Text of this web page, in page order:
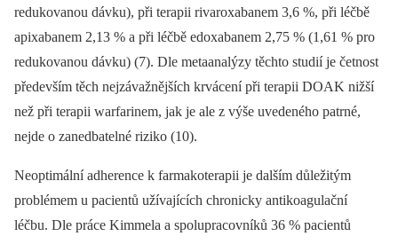
redukovanou dávku), při terapii rivaroxabanem 3,6 %, při léčbě
apixabanem 2,13 % a při léčbě edoxabanem 2,75 % (1,61 % pro
redukovanou dávku) (7). Dle metaanalýzy těchto studií je četnost
především těch nejzávažnějších krvácení při terapii DOAK nižší
než při terapii warfarinem, jak je ale z výše uvedeného patrné,
nejde o zanedbatelné riziko (10).
Neoptimální adherence k farmakoterapii je dalším důležitým
problémem u pacientů užívajících chronicky antikoagulační
léčbu. Dle práce Kimmela a spolupracovníků 36 % pacientů